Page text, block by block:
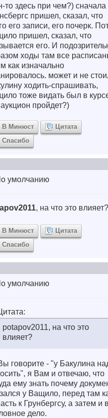
то здесь при чем?) сначала
пришел, сказал, что
его записи, его почерк.
пришел, сказал, что
его. И
ходы там все
как изначально
может и не
ходить-спрашивать,
тоже видать был в
аукцион пройдет?)
В Минюст
Цитата
Спасибо
, на что это влияет?
В Минюст
Цитата
Спасибо
potapov2011, на что это
влияет?
говорите - "у Бакулина
я Вам и отвечаю, что
ему знать почему
у Ващило, перед там
к Грунбергсу, а затем и
дело.